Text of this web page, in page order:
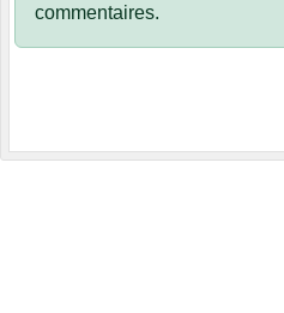
commentaires.